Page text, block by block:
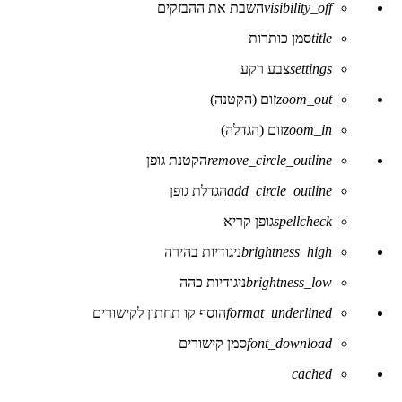
של
visibility_offהשבת את ההבזקים
titleסמן כותרות
settingsצבע רקע
zoom_outזום (הקטנה)
zoom_inזום (הגדלה)
remove_circle_outlineהקטנת גופן
add_circle_outlineהגדלת גופן
spellcheckגופן קריא
brightness_highניגודיות בהירה
brightness_lowניגודיות כהה
format_underlinedהוסף קו תחתון לקישורים
font_downloadסמן קישורים
לאפס
cached